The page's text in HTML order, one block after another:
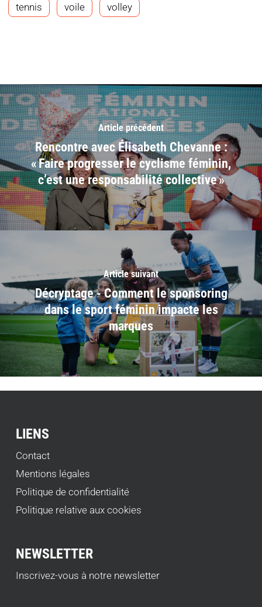
tennis voile volley
Article précédent
Rencontre avec Élisabeth Chevanne :
« Faire progresser le cyclisme féminin,
c’est une responsabilité collective »
Article suivant
Décryptage - Comment le sponsoring
dans le sport féminin impacte les
marques
LIENS
Contact
Mentions légales
Politique de confidentialité
Politique relative aux cookies
NEWSLETTER
Inscrivez-vous à notre newsletter